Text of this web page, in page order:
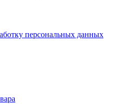
персональных данных